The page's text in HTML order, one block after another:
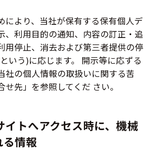
により、当社が保有する保有個人デ
、利用目的の通知、内容の訂正・追
用停止、消去および第三者提供の停
いう)に応じます。 開示等に応ずる
社の個人情報の取扱いに関する苦
せ先」を参照してくだ さい。
イトへアクセス時に、機械
情報